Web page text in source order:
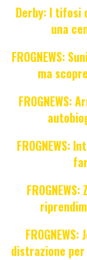
Derby: I tifosi
una
FROGNEWS:
ma
FROGNEWS:
FROGNEWS:
distrazione